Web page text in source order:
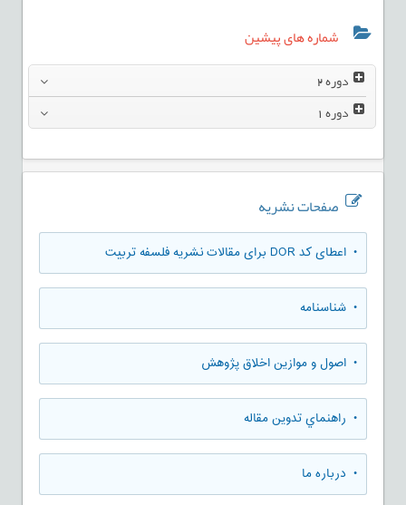
شماره های پیشین
دوره2
دوره1
صفحات نشریه
• اعطای کد DOR برای مقالات نشریه فلسفه تربیت
• شناسنامه
• اصول و موازین اخلاق پژوهش
• راهنماي تدوين مقاله
• درباره ما